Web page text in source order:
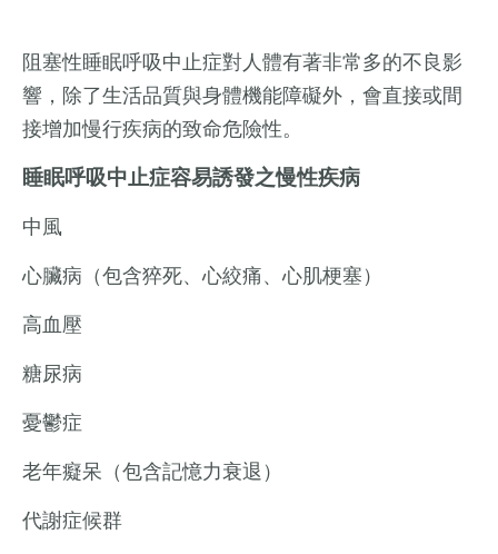
阻塞性睡眠呼吸中止症對人體有著非常多的不良影
響，除了生活品質與身體機能障礙外，會直接或間
接增加慢行疾病的致命危險性。
睡眠呼吸中止症容易誘發之慢性疾病
中風
心臟病（包含猝死、心絞痛、心肌梗塞）
高血壓
糖尿病
憂鬱症
老年癡呆（包含記憶力衰退）
代謝症候群